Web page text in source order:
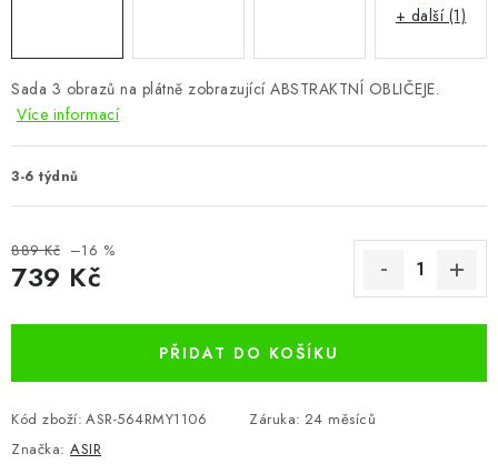
VÝPRODEJ
Vše o nákupu
Sada 3 obrazů na plátně zobrazující ABSTRAKTNÍ OBLIČEJE.
Více informací
3-6 týdnů
889 Kč –16 %
739 Kč
PŘIDAT DO KOŠÍKU
Kód zboží: ASR-564RMY1106 Záruka: 24 měsíců
Značka: ASIR
+ další (1)